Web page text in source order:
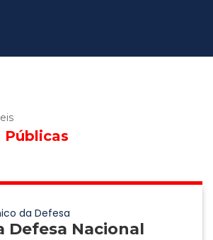
da Defesa
Defesa Nacional